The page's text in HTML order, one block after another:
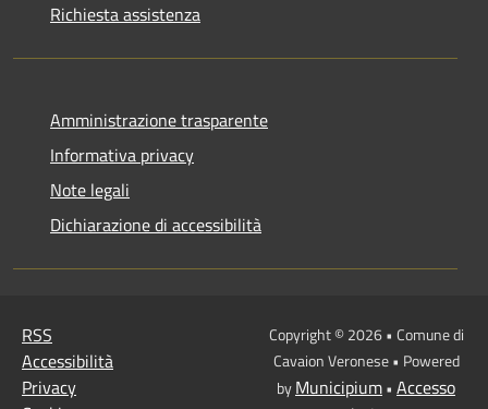
Richiesta assistenza
Amministrazione trasparente
Informativa privacy
Note legali
Dichiarazione di accessibilità
RSS
Accessibilità
Privacy
Copyright © 2026 • Comune di
Cavaion Veronese • Powered
byMunicipium• Accesso